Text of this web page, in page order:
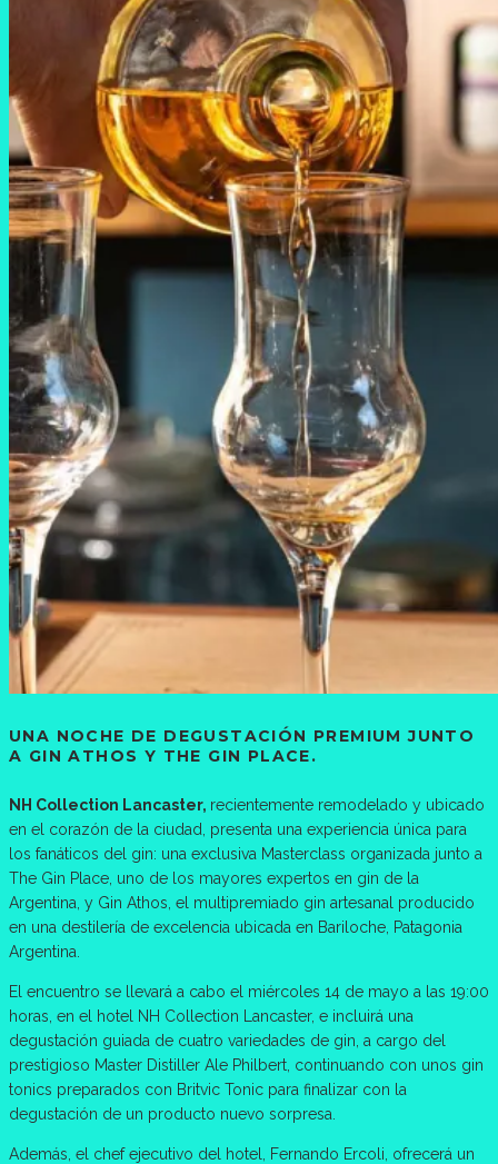
UNA NOCHE DE DEGUSTACIÓN PREMIUM JUNTO
A GIN ATHOS Y THE GIN PLACE.
NH Collection Lancaster, recientemente remodelado y ubicado
en el corazón de la ciudad, presenta una experiencia única para
los fanáticos del gin: una exclusiva Masterclass organizada junto a
The Gin Place, uno de los mayores expertos en gin de la
Argentina, y Gin Athos, el multipremiado gin artesanal producido
en una destilería de excelencia ubicada en Bariloche, Patagonia
Argentina.
El encuentro se llevará a cabo el miércoles 14 de mayo a las 19:00
horas, en el hotel NH Collection Lancaster, e incluirá una
degustación guiada de cuatro variedades de gin, a cargo del
prestigioso Master Distiller Ale Philbert, continuando con unos gin
tonics preparados con Britvic Tonic para finalizar con la
degustación de un producto nuevo sorpresa.
Además, el chef ejecutivo del hotel, Fernando Ercoli, ofrecerá un